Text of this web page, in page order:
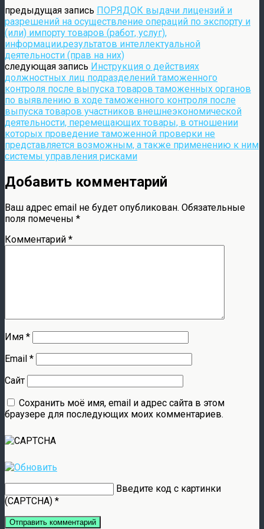
предыдущая запись ПОРЯДОК выдачи лицензий и
разрешений на осуществление операций по экспорту и
(или) импорту товаров (работ, услуг),
информации,результатов интеллектуальной
деятельности (прав на них)
следующая запись Инструкция о действиях
должностных лиц подразделений таможенного
контроля после выпуска товаров таможенных органов
по выявлению в ходе таможенного контроля после
выпуска товаров участников внешнеэкономической
деятельности, перемещающих товары, в отношении
которых проведение таможенной проверки не
представляется возможным, а также применению к ним
системы управления рисками
Добавить комментарий
Ваш адрес email не будет опубликован. Обязательные
поля помечены *
Комментарий *
Имя *
Email *
Сайт
Сохранить моё имя, email и адрес сайта в этом
браузере для последующих моих комментариев.
Введите код с картинки
(CAPTCHA) *